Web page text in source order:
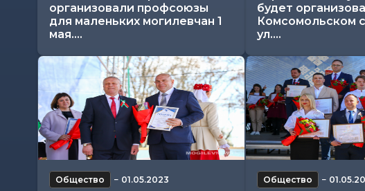
организовали профсоюзы
для маленьких могилевчан 1
мая....
будет
Комсомольском
ул....
Общество − 01.05.2023 Общество −